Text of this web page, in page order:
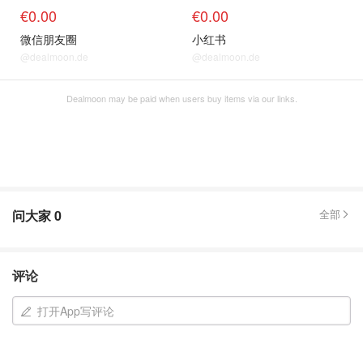
€0.00
微信朋友圈
@dealmoon.de
€0.00
小红书
@dealmoon.de
Dealmoon may be paid when users buy items via our links.
问大家0 全部
评论
打开App写评论